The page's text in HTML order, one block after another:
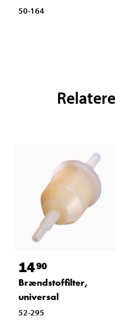
50-164
1490
Brændstoffilter,
universal
52-295